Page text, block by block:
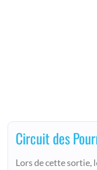
Circuit des
Lors de cette sortie,